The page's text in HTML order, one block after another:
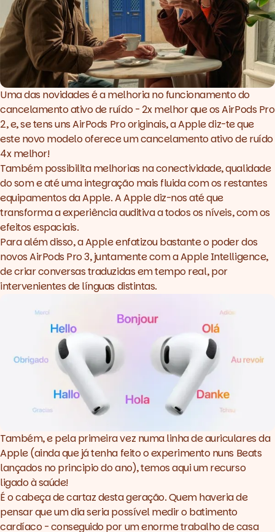
Uma das novidades é a melhoria no funcionamento do
cancelamento ativo de ruído - 2x melhor que os AirPods Pro
2, e, se tens uns AirPods Pro originais, a Apple diz-te que
este novo modelo oferece um cancelamento ativo de ruído
4x melhor!
Também possibilita melhorias na conectividade, qualidade
do som e até uma integração mais fluida com os restantes
equipamentos da Apple. A Apple diz-nos até que
transforma a experiência auditiva a todos os níveis, com os
efeitos espaciais.
Para além disso, a Apple enfatizou bastante o poder dos
novos AirPods Pro 3, juntamente com a Apple Intelligence,
de criar conversas traduzidas em tempo real, por
intervenientes de línguas distintas.
Também, e pela primeira vez numa linha de auriculares da
Apple (ainda que já tenha feito o experimento nuns Beats
lançados no principio do ano), temos aqui um recurso
ligado à saúde!
É o cabeça de cartaz desta geração. Quem haveria de
pensar que um dia seria possível medir o batimento
cardíaco - conseguido por um enorme trabalho de casa